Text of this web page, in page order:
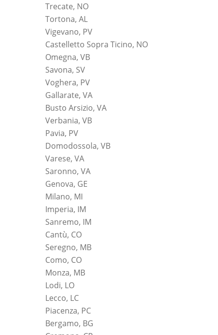
Trecate, NO
Tortona, AL
Vigevano, PV
Castelletto Sopra Ticino, NO
Omegna, VB
Savona, SV
Voghera, PV
Gallarate, VA
Busto Arsizio, VA
Verbania, VB
Pavia, PV
Domodossola, VB
Varese, VA
Saronno, VA
Genova, GE
Milano, MI
Imperia, IM
Sanremo, IM
Cantù, CO
Seregno, MB
Como, CO
Monza, MB
Lodi, LO
Lecco, LC
Piacenza, PC
Bergamo, BG